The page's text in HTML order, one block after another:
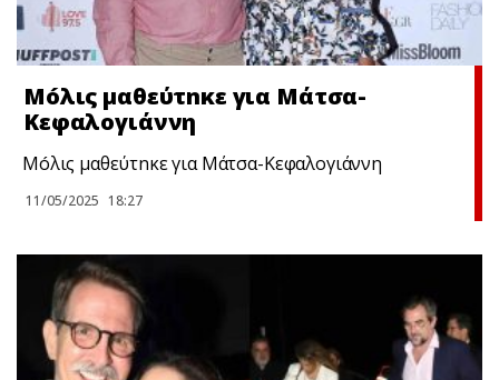
Μóλις μαθεύτnκε για Μάτσα-
Κεφαλογιάννη
Μóλις μαθεύτnκε για Μάτσα-Κεφαλογιάννη
11/05/2025 18:27